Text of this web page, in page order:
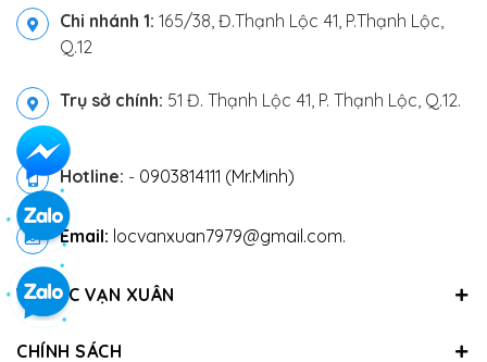
Chi nhánh 1: 165/38, Đ.Thạnh Lộc 41, P.Thạnh Lộc,
Q.12
Trụ sở chính: 51 Đ. Thạnh Lộc 41, P. Thạnh Lộc, Q.12.
Hotline: - 0903814111 (Mr.Minh)
Email: locvanxuan7979@gmail.com.
VỀ LỘC VẠN XUÂN
CHÍNH SÁCH